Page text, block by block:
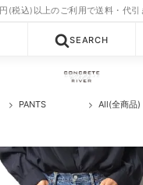
SEARCH
PANTS All(全商品)